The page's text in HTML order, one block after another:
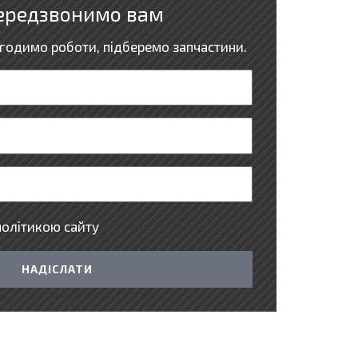
вам
роботи, підберемо запчастини.
сайту
НАДІСЛАТИ